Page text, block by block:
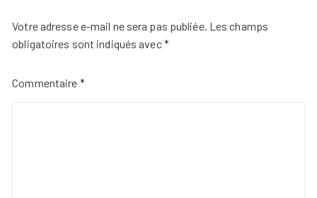
Votre adresse e-mail ne sera pas publiée. Les champs
obligatoires sont indiqués avec*
Commentaire *